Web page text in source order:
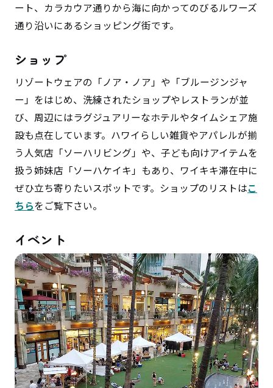
ート、カラカウア通りから海に向かってのびるルワーズ
通り沿いにあるショッピング街です。
ショップ
リゾートウェアの「ノア・ノア」や「ブルージンジャ
ー」をはじめ、洗練されたショップやレストランが並
び、周辺にはラグジュアリーなホテルやタイムシェア施
設も点在しています。ハワイらしい雑貨やアパレルが揃
う人気店「ソーハリビング」や、子ども向けアイテムを
扱う姉妹店「ソーハケイキ」もあり、ワイキキ滞在中に
ぜひ立ち寄りたいスポットです。ショップのリストはこ
ちらをご覧下さい。
イベント